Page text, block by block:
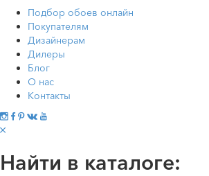
Подбор обоев онлайн
Покупателям
Дизайнерам
Дилеры
Блог
О нас
Контакты
Найти в каталоге: